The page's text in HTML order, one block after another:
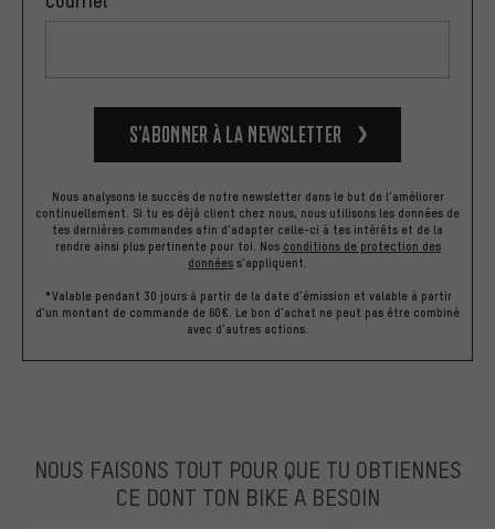
S’abonner à la newsletter
Nous analysons le succès de notre newsletter dans le but de l'améliorer
continuellement. Si tu es déjà client chez nous, nous utilisons les données de
tes dernières commandes afin d'adapter celle-ci à tes intérêts et de la
rendre ainsi plus pertinente pour toi. Nos conditions de protection des
données s'appliquent.
*Valable pendant 30 jours à partir de la date d'émission et valable à partir
d'un montant de commande de 60€. Le bon d'achat ne peut pas être combiné
avec d'autres actions.
NOUS FAISONS TOUT POUR QUE TU OBTIENNES
CE DONT TON BIKE A BESOIN